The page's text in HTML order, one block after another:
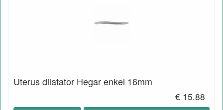
Uterus dilatator Hegar enkel 16mm
€ 15.88